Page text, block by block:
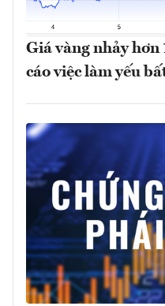
Giá vàng nhảy hơn
cáo việc làm yếu